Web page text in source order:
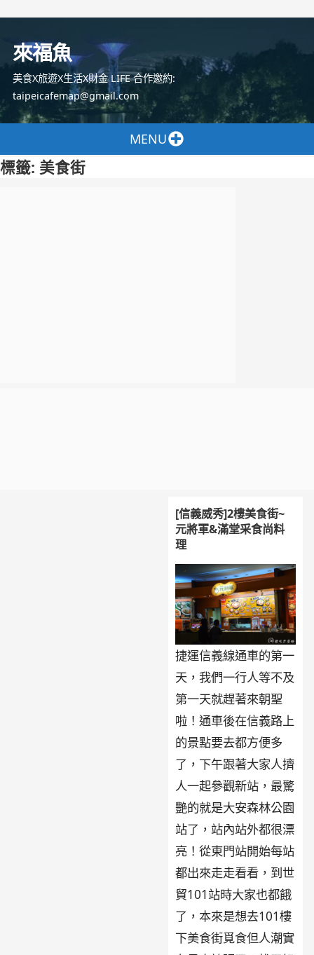
容
來福魚
美食X旅遊X生活X財金 LIFE 合作邀約:
taipeicafemap@gmail.com
MENU
標籤: 美食街
[信義威秀]2樓美食街~
元將軍&滿堂采食尚料
理
捷運信義線通車的第一
天，我們一行人等不及
第一天就趕著來朝聖
啦！通車後在信義路上
的景點要去都方便多
了，下午跟著大家人擠
人一起參觀新站，最驚
艷的就是大安森林公園
站了，站內站外都很漂
亮！從東門站開始每站
都出來走走看看，到世
貿101站時大家也都餓
了，本來是想去101樓
下美食街覓食但人潮實